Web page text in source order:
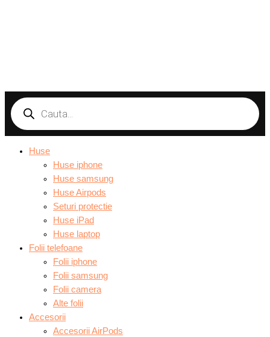
search
Huse
Huse iphone
Huse samsung
Huse Airpods
Seturi protectie
Huse iPad
Huse laptop
Folii telefoane
Folii iphone
Folii samsung
Folii camera
Alte folii
Accesorii
Accesorii AirPods